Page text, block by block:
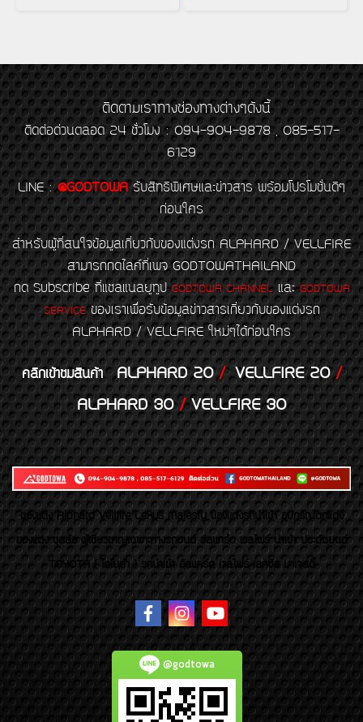
ติดตามเราทางช่องทางต่างๆดังนี้
ติดต่อด่วนตลอด 24 ชั่วโมง : 094-904-9878 , 085-517-
6129
LINE : @GODTOWA รับสิทธิพิเศษและข่าวสาร พร้อมโปรโมชั่นดีๆ
ก่อนใคร
สำหรับผู้ที่สนใจข้อมูลเกี่ยวกับของแต่งรถ ALPHARD / VELLFIRE
สามารถกดไลค์ที่เพจ GODTOWATHAILAND
กด Subscribe ที่แชลแนลยูทูป GODTOWA CHANNELและGODTOWA
SERVICEของเราเพื่อรับข้อมูลข่าวสารเกี่ยวกับของแต่งรถ
ALPHARD / VELLFIRE ใหม่ๆได้ก่อนใคร
คลิกเข้าชมสินค้า ALPHARD 20/VELLFIRE 20/
ALPHARD 30/VELLFIRE 30
ของเเต่ง Alphard Vellfire Lexus Majesty ของเเต่งรถนำเข้า อุปกรณ์ตกแต่ง
ของแต่ง ชุดล้อ ผู้เชี่ยวชาญเฉพาะทางรถยนต์ อัลพาร์ด เวลไฟร์ นำเข้า ประดับยนต์
TOYOTA ( โตโยต้า ) รถนำเข้า อัลพาร์ด เวลไฟร์ เลกซัส มาเจสตี้
@godtowa